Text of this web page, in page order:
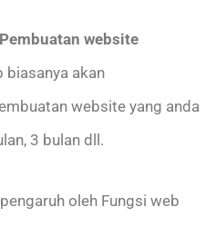
website
biasanya akan
website yang anda
3 bulan dll.
oleh Fungsi web